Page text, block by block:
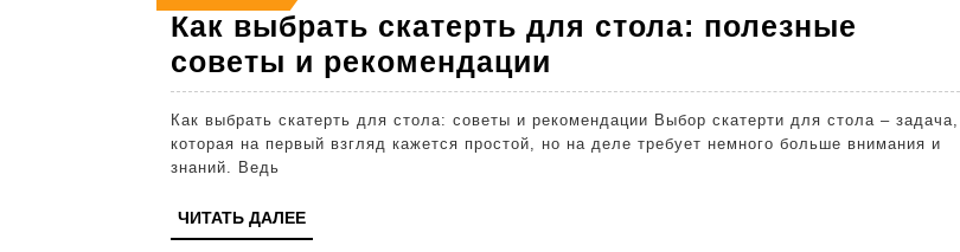
рекомендации
апреля
2026
апреля
2026
апреля
2026
Как выбрать скатерть для стола: полезные
советы и рекомендации
выбрать
скатерть
Как выбрать скатерть для стола: советы и рекомендации Выбор скатерти для стола – задача,
которая на первый взгляд кажется простой, но на деле требует немного больше внимания и
знаний. Ведь
ЧИТАТЬ ДАЛЕЕЧИТАТЬ
ДАЛЕЕ